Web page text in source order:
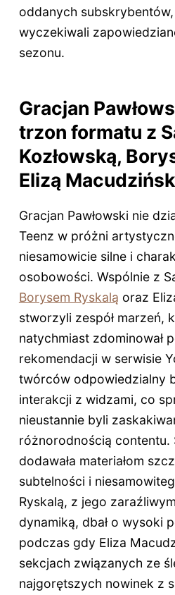
oddanych
wyczekiwali
sezonu.
Gracjan
trzon formatu z
Kozłowską,
Elizą
Gracjan Pawłowski nie
Teenz w próżni
niesamowicie silne i
osobowości. Wspólnie z
Borysem Ryskalą oraz
stworzyli zespół marzeń,
natychmiast zdominował
rekomendacji w serwisie
twórców odpowiedzialny
interakcji z widzami, co
nieustannie byli
różnorodnością contentu.
dodawała materiałom
subtelności i
Ryskalą, z jego
dynamiką, dbał o wysoki
podczas gdy Eliza
sekcjach związanych ze
najgorętszych nowinek z